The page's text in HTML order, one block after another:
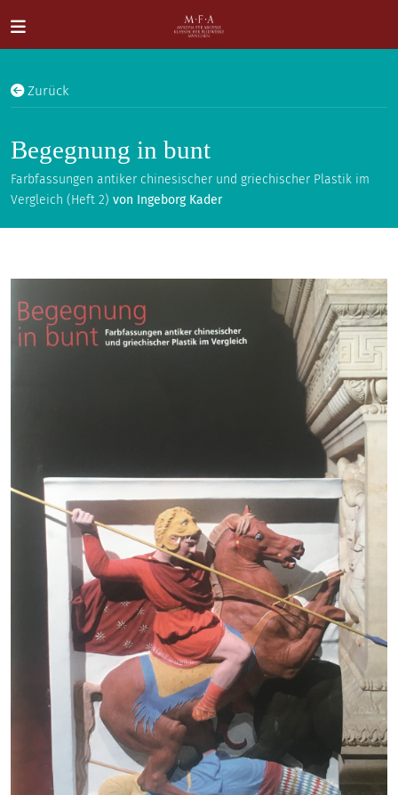
BESUCH
ANTIKE
FÜR
Zurück
Begegnung in bunt
Farbfassungen antiker chinesischer und griechischer Plastik im
Vergleich (Heft 2) von Ingeborg Kader